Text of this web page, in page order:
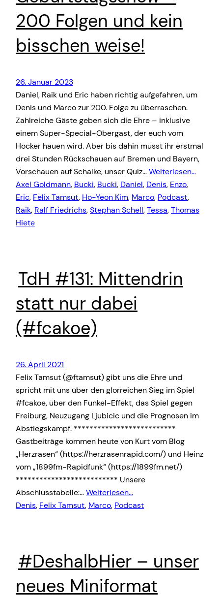
200 Folgen und kein
bisschen weise!
26. Januar 2023
Daniel, Raik und Eric haben richtig aufgefahren, um
Denis und Marco zur 200. Folge zu überraschen.
Zahlreiche Gäste geben sich die Ehre – inklusive
einem Super-Special-Obergast, der euch vom
Hocker hauen wird. Aber bis dahin müsst ihr erstmal
drei Stunden Rückschauen auf Bremen und Bayern,
Vorschauen auf Schalke, unser Quiz…Weiterlesen…
Axel Goldmann, Bucki, Bucki, Daniel, Denis, Enzo
Eric, Felix Tamsut, Ho-Yeon Kim, Marco, Podcast
Raik, Ralf Friedrichs, Stephan Schell, Tessa, Thomas
Hiete
TdH #131: Mittendrin
statt nur dabei
(#fcakoe)
26. April 2021
Felix Tamsut (@ftamsut) gibt uns die Ehre und
spricht mit uns über den glorreichen Sieg im Spiel
#fcakoe, über den Funkel-Effekt, das Spiel gegen
Freiburg, Neuzugang Ljubicic und die Prognosen im
Abstiegskampf. **************************
Gastbeiträge kommen heute von Kurt vom Blog
„Herzrasen“ (https://herzrasenrapid.com/) und Heinz
vom „1899fm-Rapidfunk“ (https://1899fm.net/)
************************** Unsere
Abschlusstabelle:…Weiterlesen…
Denis, Felix Tamsut, Marco, Podcast
#DeshalbHier – unser
neues Miniformat